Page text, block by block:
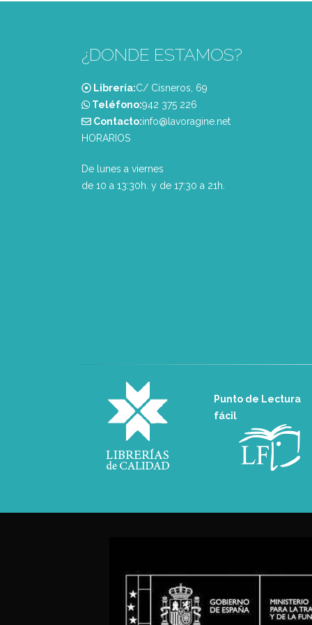
¿DONDE ESTAMOS?
Librería:C/ Cisneros, 69
Teléfono:‭942 375 226‬
Contacto:info@lavoragine.net
HORARIOS
De lunes a viernes
de 10 a 13:30h. y de 17:30 a 21h.
Punto de Lectura
fácil